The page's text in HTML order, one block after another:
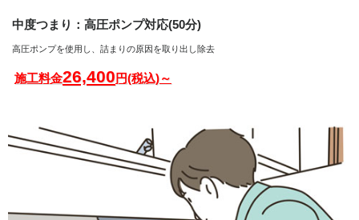
中度つまり：高圧ポンプ対応(50分)
高圧ポンプを使用し、詰まりの原因を取り出し除去
施工料金26,400円(税込)～